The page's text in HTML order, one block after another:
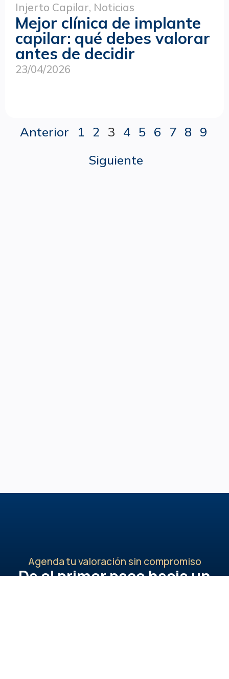
Injerto Capilar, Noticias
Mejor clínica de implante
capilar: qué debes valorar
antes de decidir
23/04/2026
Anterior 1 2 3 4 5 6 7 8 9
Siguiente
Agenda tu valoración sin compromiso
Da el primer paso hacia un